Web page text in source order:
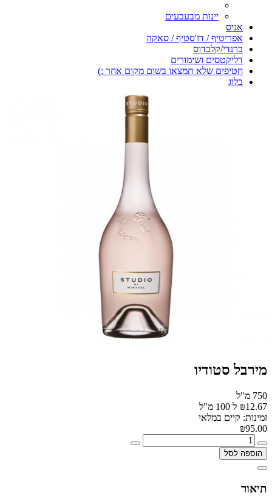
יינות מבעבעים
אניס
אפריטיף / דז'סטיף / סאקה
ברנדי/קלבדוס
דליקטסים ושימורים
חטיפים שלא תמצאו בשום מקום אחר ;)
בלוג
מירבל סטודיו
750 מ"ל
₪12.67 ל 100 מ"ל
זמינות: קיים במלאי
₪95.00
הוספה לסל
תיאור